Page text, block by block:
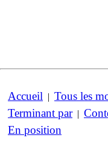
Accueil | Tous les
Terminant par|
En position